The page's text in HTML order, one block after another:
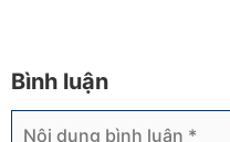
Bình luận